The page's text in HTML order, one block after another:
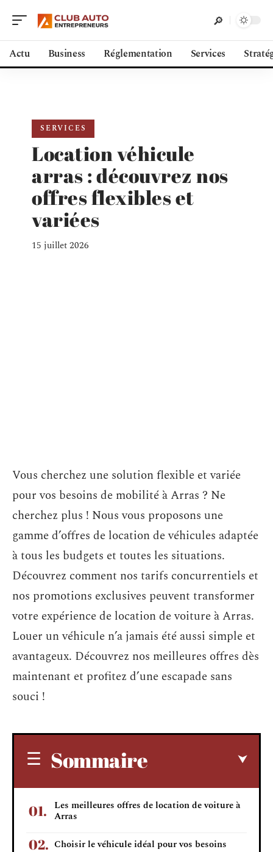
Actu Business Réglementation Services
SERVICES
Location véhicule
arras : découvrez nos
offres flexibles et
variées
15 juillet 2026
Vous cherchez une solution flexible et variée
pour vos besoins de mobilité à Arras ? Ne
cherchez plus ! Nous vous proposons une
gamme d’offres de location de véhicules adaptée
à tous les budgets et toutes les situations.
Découvrez comment nos tarifs concurrentiels et
nos promotions exclusives peuvent transformer
votre expérience de location de voiture à Arras.
Louer un véhicule n’a jamais été aussi simple et
avantageux. Découvrez nos meilleures offres dès
maintenant et profitez d’une escapade sans
souci !
Sommaire
Les meilleures offres de location de voiture à
Arras
Choisir le véhicule idéal pour vos besoins